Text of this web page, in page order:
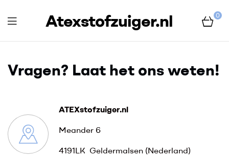
Atexstofzuiger.nl 0
Vragen? Laat het ons weten!
ATEXstofzuiger.nl
Meander 6
4191LK Geldermalsen (Nederland)